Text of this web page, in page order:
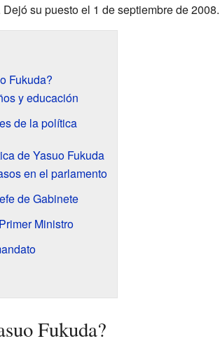
su puesto el 1 de septiembre de 2008.
Fukuda?
y educación
de la política
de Yasuo Fukuda
en el parlamento
de Gabinete
Ministro
Fukuda?